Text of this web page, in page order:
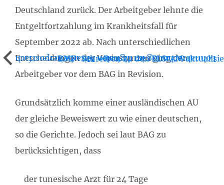
Deutschland zurück. Der Arbeitgeber lehnte die
Entgeltfortzahlung im Krankheitsfall für
September 2022 ab. Nach unterschiedlichen
Entscheidungen der Vorinstanzen ging der
Arbeitgeber vor dem BAG in Revision.
Grundsätzlich komme einer ausländischen AU
der gleiche Beweiswert zu wie einer deutschen,
so die Gerichte. Jedoch sei laut BAG zu
berücksichtigen, dass
der tunesische Arzt für 24 Tage
Lohnabrechnung im digitalen Mitarbeiterpostfach
BMF-Schreiben zu den ELStAM